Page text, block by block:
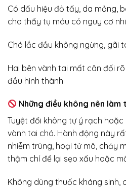
Có dấu hiệu đỏ tấy, da mỏng,
cho thấy tụ máu có nguy cơ
Chó lắc đầu không ngừng, gãi
Hai bên vành tai mất cân đối
đầu hình thành
Những điều không nên làm
Tuyệt đối không tự ý rạch
vành tai chó. Hành động này
nhiễm trùng, hoại tử mô, chảy
thậm chí để lại sẹo xấu hoặc
Không dùng thuốc kháng sinh,